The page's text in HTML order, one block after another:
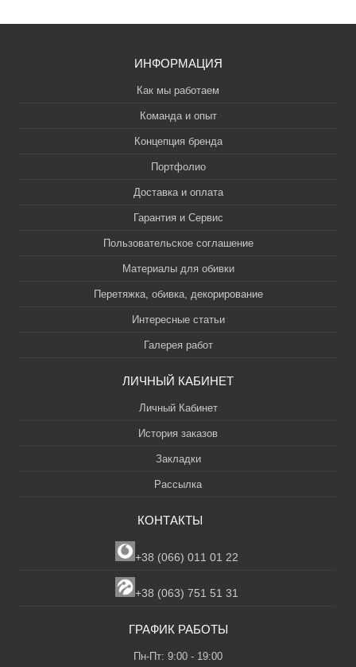
ИНФОРМАЦИЯ
Как мы работаем
Команда и опыт
Концепция бренда
Портфолио
Доставка и оплата
Гарантия и Сервис
Пользовательское соглашение
Материалы для обивки
Перетяжка, обивка, декорирование
Интересные статьи
Галерея работ
ЛИЧНЫЙ КАБИНЕТ
Личный Кабинет
История заказов
Закладки
Рассылка
КОНТАКТЫ
+38 (066) 011 01 22
+38 (063) 751 51 31
ГРАФИК РАБОТЫ
Пн-Пт: 9:00 - 19:00